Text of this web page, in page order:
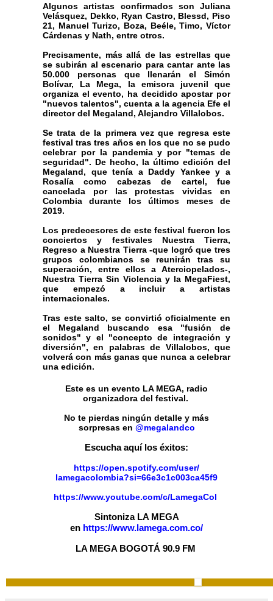
Algunos artistas confirmados son Juliana
Velásquez, Dekko, Ryan Castro, Blessd, Piso
21, Manuel Turizo, Boza, Beéle, Timo, Víctor
Cárdenas y Nath, entre otros.
Precisamente, más allá de las estrellas que
se subirán al escenario para cantar ante las
50.000 personas que llenarán el Simón
Bolívar, La Mega, la emisora juvenil que
organiza el evento, ha decidido apostar por
"nuevos talentos", cuenta a la agencia Efe el
director del Megaland, Alejandro Villalobos.
Se trata de la primera vez que regresa este
festival tras tres años en los que no se pudo
celebrar por la pandemia y por "temas de
seguridad". De hecho, la último edición del
Megaland, que tenía a Daddy Yankee y a
Rosalía como cabezas de cartel, fue
cancelada por las protestas vividas en
Colombia durante los últimos meses de
2019.
Los predecesores de este festival fueron los
conciertos y festivales Nuestra Tierra,
Regreso a Nuestra Tierra -que logró que tres
grupos colombianos se reunirán tras su
superación, entre ellos a Aterciopelados-,
Nuestra Tierra Sin Violencia y la MegaFiest,
que empezó a incluir a artistas
internacionales.
Tras este salto, se convirtió oficialmente en
el Megaland buscando esa "fusión de
sonidos" y el "concepto de integración y
diversión", en palabras de Villalobos, que
volverá con más ganas que nunca a celebrar
una edición.
Este es un evento LA MEGA, radio
organizadora del festival.
No te pierdas ningún detalle y más
sorpresas en @megalandco
Escucha aquí los éxitos:
https://open.spotify.com/user/
lamegacolombia?si=66e3c1c003ca45f9
https://www.youtube.com/c/LamegaCol
Sintoniza LA MEGA
en https://www.lamega.com.co/
LA MEGA BOGOTÁ 90.9 FM